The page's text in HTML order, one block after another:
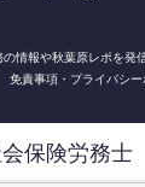
情報や秋葉原レポを発
免責事項・プライバシー
保険労務